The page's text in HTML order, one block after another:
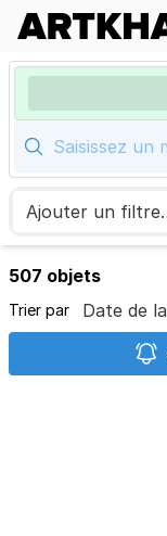
507 objets
Trier par